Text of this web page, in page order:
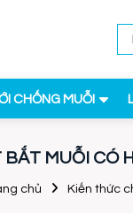
CHỐNG MUỖI
BẮT MUỖI CÓ
chủ Kiến thức